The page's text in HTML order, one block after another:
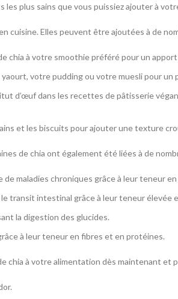
les plus sains que vous puissiez ajouter à
cuisine. Elles peuvent être ajoutées à de
chia à votre smoothie préféré pour un
votre pudding ou votre muesli pour
d’œuf dans les recettes de pâtisserie
et les biscuits pour ajouter une texture
de chia ont également été liées à de
de maladies chroniques grâce à leur teneur
transit intestinal grâce à leur teneur élevée
la digestion des glucides.
à leur teneur en fibres et en protéines.
chia à votre alimentation dès maintenant